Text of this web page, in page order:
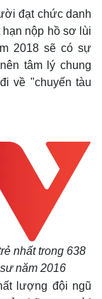
đạt chức danh
hạn nộp hồ sơ lùi
2018 sẽ có sự
tâm lý chung
về "chuyến tàu
nhất trong 638
năm 2016
lượng đội ngũ